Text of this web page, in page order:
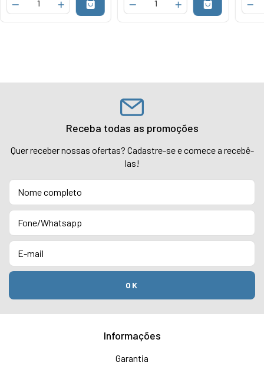
Receba todas as promoções
Quer receber nossas ofertas? Cadastre-se e comece a recebê-
las!
Informações
Garantia